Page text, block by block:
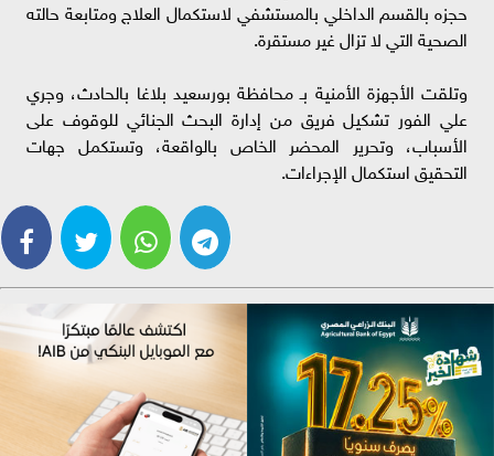
حجزه بالقسم الداخلي بالمستشفي لاستكمال العلاج ومتابعة حالته
الصحية التي لا تزال غير مستقرة.
وتلقت الأجهزة الأمنية بـ محافظة بورسعيد بلاغا بالحادث، وجري
علي الفور تشكيل فريق من إدارة البحث الجنائي للوقوف على
الأسباب، وتحرير المحضر الخاص بالواقعة، وتستكمل جهات
التحقيق استكمال الإجراءات.